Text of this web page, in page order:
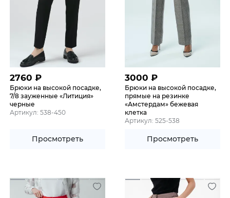
2760 ₽
Брюки на высокой посадке,
7/8 зауженные «Литиция»
черные
Артикул: 538-450
Просмотреть
3000 ₽
Брюки на высокой посадке,
прямые на резинке
«Амстердам» бежевая
клетка
Артикул: 525-538
Просмотреть